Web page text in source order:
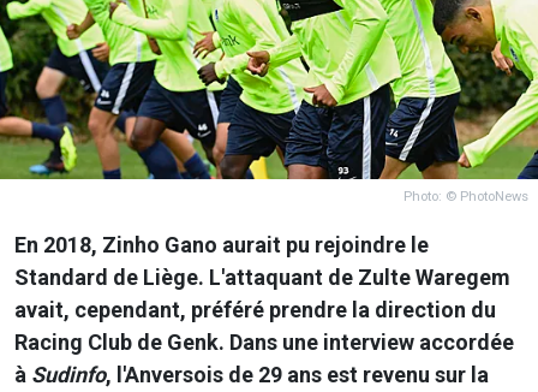
Photo: © PhotoNews
En 2018, Zinho Gano aurait pu rejoindre le
Standard de Liège. L'attaquant de Zulte Waregem
avait, cependant, préféré prendre la direction du
Racing Club de Genk. Dans une interview accordée
à Sudinfo, l'Anversois de 29 ans est revenu sur la